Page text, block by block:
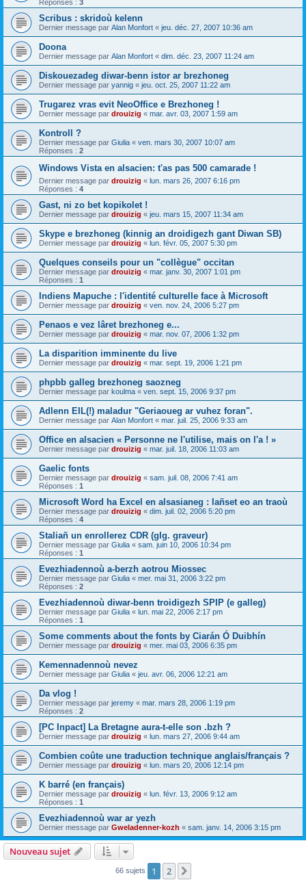
Réponses : 3
Scribus : skridoù kelenn
Dernier message par Alan Monfort « jeu. déc. 27, 2007 10:36 am
Doona
Dernier message par Alan Monfort « dim. déc. 23, 2007 11:24 am
Diskouezadeg diwar-benn istor ar brezhoneg
Dernier message par yannig « jeu. oct. 25, 2007 11:22 am
Trugarez vras evit NeoOffice e Brezhoneg !
Dernier message par drouizig « mar. avr. 03, 2007 1:59 am
Kontroll ?
Dernier message par Giulia « ven. mars 30, 2007 10:07 am
Réponses : 2
Windows Vista en alsacien: t'as pas 500 camarade !
Dernier message par drouizig « lun. mars 26, 2007 6:16 pm
Réponses : 4
Gast, ni zo bet kopikolet !
Dernier message par drouizig « jeu. mars 15, 2007 11:34 am
Skype e brezhoneg (kinnig an droidigezh gant Diwan SB)
Dernier message par drouizig « lun. févr. 05, 2007 5:30 pm
Quelques conseils pour un "collègue" occitan
Dernier message par drouizig « mar. janv. 30, 2007 1:01 pm
Réponses : 1
Indiens Mapuche : l'identité culturelle face à Microsoft
Dernier message par drouizig « ven. nov. 24, 2006 5:27 pm
Penaos e vez lâret brezhoneg e...
Dernier message par drouizig « mar. nov. 07, 2006 1:32 pm
La disparition imminente du live
Dernier message par drouizig « mar. sept. 19, 2006 1:21 pm
phpbb galleg brezhoneg saozneg
Dernier message par koulma « ven. sept. 15, 2006 9:37 pm
Adlenn EIL(!) maladur "Geriaoueg ar vuhez foran".
Dernier message par Alan Monfort « mar. juil. 25, 2006 9:33 am
Office en alsacien « Personne ne l'utilise, mais on l'a ! »
Dernier message par drouizig « mar. juil. 18, 2006 11:03 am
Gaelic fonts
Dernier message par drouizig « sam. juil. 08, 2006 7:41 am
Réponses : 1
Microsoft Word ha Excel en alsasianeg : lañset eo an traoù
Dernier message par drouizig « dim. juil. 02, 2006 5:20 pm
Réponses : 4
Staliañ un enrollerez CDR (glg. graveur)
Dernier message par Giulia « sam. juin 10, 2006 10:34 pm
Réponses : 1
Evezhiadennoù a-berzh aotrou Miossec
Dernier message par Giulia « mer. mai 31, 2006 3:22 pm
Réponses : 2
Evezhiadennoù diwar-benn troidigezh SPIP (e galleg)
Dernier message par Giulia « lun. mai 22, 2006 2:17 pm
Réponses : 1
Some comments about the fonts by Ciarán Ó Duibhín
Dernier message par drouizig « mer. mai 03, 2006 6:35 pm
Kemennadennoù nevez
Dernier message par Giulia « jeu. avr. 06, 2006 12:21 am
Da vlog !
Dernier message par jeremy « mar. mars 28, 2006 1:19 pm
Réponses : 2
[PC Inpact] La Bretagne aura-t-elle son .bzh ?
Dernier message par drouizig « lun. mars 27, 2006 9:44 am
Combien coûte une traduction technique anglais/français ?
Dernier message par drouizig « lun. mars 20, 2006 12:14 pm
K barré (en français)
Dernier message par drouizig « lun. févr. 13, 2006 9:12 am
Réponses : 1
Evezhiadennoù war ar yezh
Dernier message par Gweladenner-kozh « sam. janv. 14, 2006 3:15 pm
Nouveau sujet
66 sujets 1 2